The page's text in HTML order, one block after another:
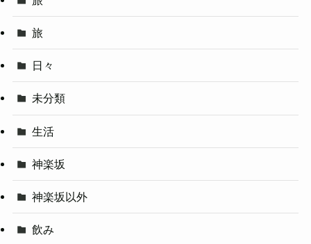
旅
日々
未分類
生活
神楽坂
神楽坂以外
飲み